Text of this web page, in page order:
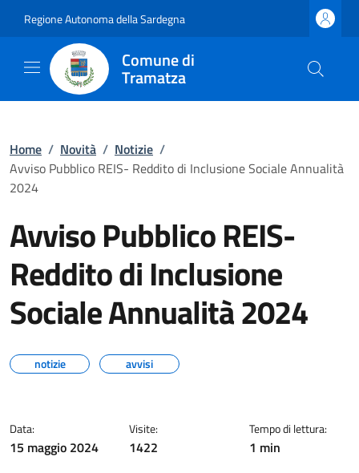
Regione Autonoma della Sardegna
Comune di
Tramatza
Home / Novità / Notizie /
Avviso Pubblico REIS- Reddito di Inclusione Sociale Annualità
2024
Avviso Pubblico REIS-
Reddito di Inclusione
Sociale Annualità 2024
notizie avvisi
Data:
15 maggio 2024
Visite:
1422
Tempo di lettura:
1 min